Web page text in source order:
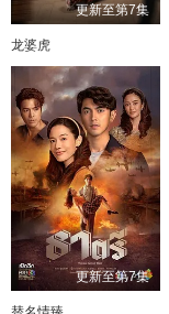
更新至第7集
龙婆虎
更新至第7集